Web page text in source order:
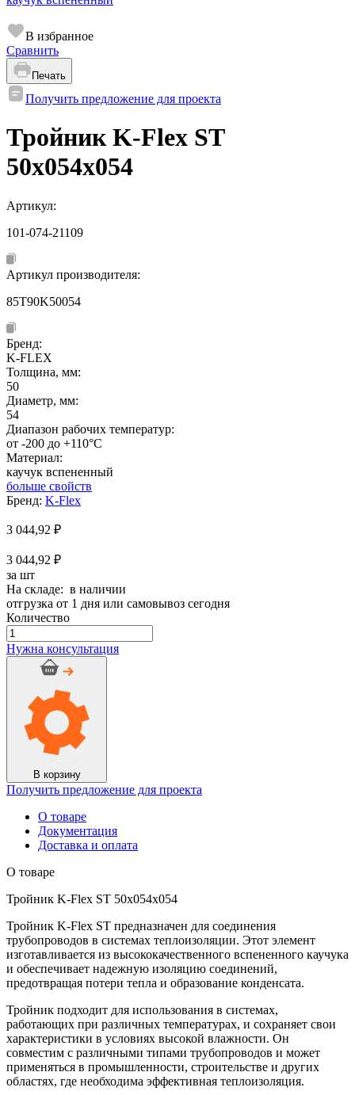
В избранное
Сравнить
Печать
Получить предложение для проекта
Тройник K-Flex ST
50x054x054
Артикул:
101-074-21109
Артикул производителя:
85T90K50054
Бренд:
K-FLEX
Толщина, мм:
50
Диаметр, мм:
54
Диапазон рабочих температур:
от -200 до +110°C
Материал:
каучук вспененный
больше свойств
Бренд: K-Flex
3 044,92 ₽
3 044,92 ₽
за шт
На складе: в наличии
отгрузка от 1 дня или самовывоз сегодня
Количество
Количество
товара
Тройник
50x054x054
Нужна консультация
В корзину
Получить предложение для проекта
О товаре
Документация
Доставка и оплата
О товаре
Тройник K-Flex ST 50x054x054
Тройник K-Flex ST предназначен для соединения
трубопроводов в системах теплоизоляции. Этот элемент
изготавливается из высококачественного вспененного каучука
и обеспечивает надежную изоляцию соединений,
предотвращая потери тепла и образование конденсата.
Тройник подходит для использования в системах,
работающих при различных температурах, и сохраняет свои
характеристики в условиях высокой влажности. Он
совместим с различными типами трубопроводов и может
применяться в промышленности, строительстве и других
областях, где необходима эффективная теплоизоляция.